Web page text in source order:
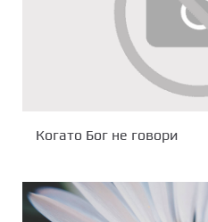
Когато Бог не говори